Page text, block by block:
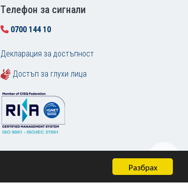
Разбрах
Tелефон за сигнали
0700 144 10
Декларация за достъпност
Достъп за глухи лица